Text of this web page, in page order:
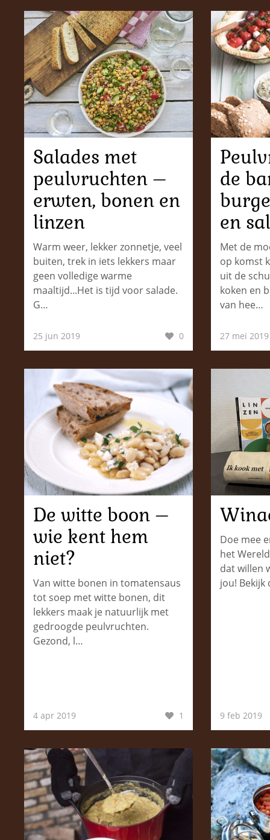
Salades met
peulvruchten –
erwten, bonen en
linzen
Warm weer, lekker zonnetje, veel
buiten, trek in iets lekkers maar
geen volledige warme
maaltijd...Het is tijd voor salade.
G…
25 jun 2019 0
de
en
Met de
op komst
uit de
koken en
van hee…
27 mei 2019
De witte boon –
wie kent hem
niet?
Van witte bonen in tomatensaus
tot soep met witte bonen, dit
lekkers maak je natuurlijk met
gedroogde peulvruchten.
Gezond, l…
4 apr 2019 1
Doe mee
het
dat willen
jou!
9 feb 2019